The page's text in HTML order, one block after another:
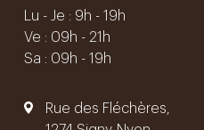
Lu - Je : 9h - 19h
Ve : 09h - 21h
Sa : 09h - 19h
Rue des Fléchères,